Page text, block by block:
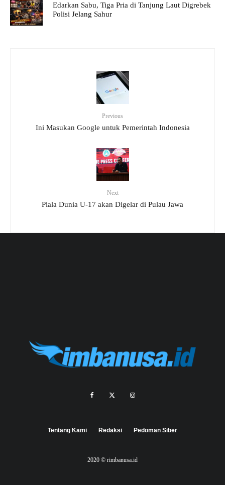
Edarkan Sabu, Tiga Pria di Tanjung Laut Digrebek
Polisi Jelang Sahur
Previous
Ini Masukan Google untuk Pemerintah Indonesia
Next
Piala Dunia U-17 akan Digelar di Pulau Jawa
Tentang Kami Redaksi Pedoman Siber
2020 © rimbanusa.id